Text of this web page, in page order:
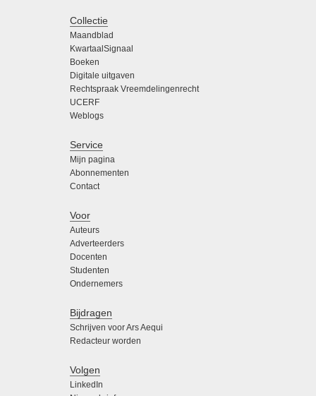
Collectie
Maandblad
KwartaalSignaal
Boeken
Digitale uitgaven
Rechtspraak Vreemdelingenrecht
UCERF
Weblogs
Service
Mijn pagina
Abonnementen
Contact
Voor
Auteurs
Adverteerders
Docenten
Studenten
Ondernemers
Bijdragen
Schrijven voor Ars Aequi
Redacteur worden
Volgen
LinkedIn